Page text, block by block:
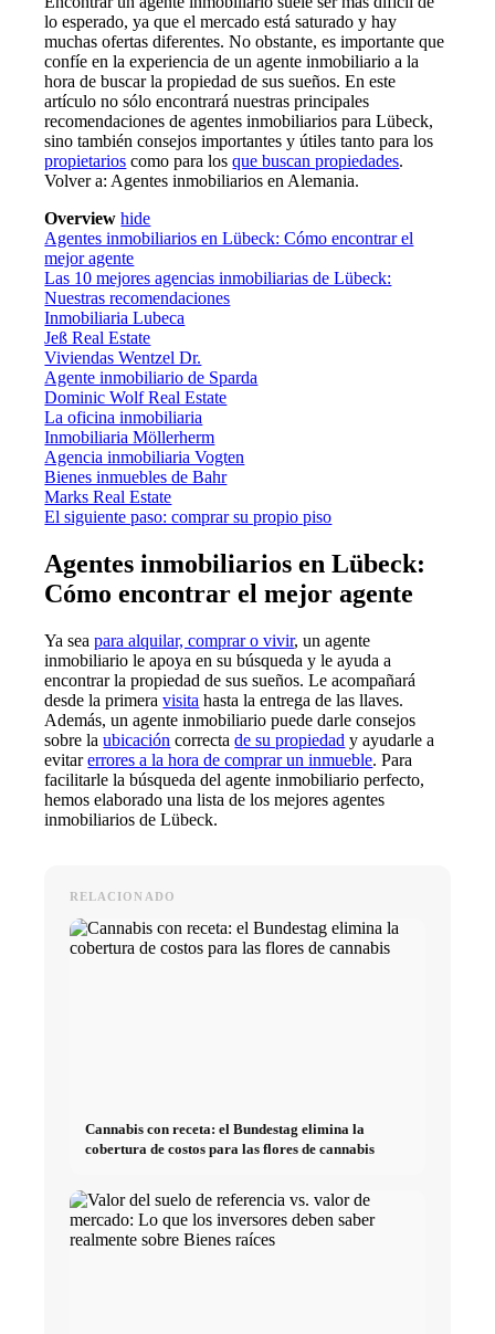
lo esperado, ya que el mercado está saturado y hay
muchas ofertas diferentes. No obstante, es importante que
confíe en la experiencia de un agente inmobiliario a la
hora de buscar la propiedad de sus sueños. En este
artículo no sólo encontrará nuestras principales
recomendaciones de agentes inmobiliarios para Lübeck,
sino también consejos importantes y útiles tanto para los
propietarios como para losque buscan propiedades.
Volver a: Agentes inmobiliarios en Alemania.
Overview hide
Agentes inmobiliarios en Lübeck: Cómo encontrar el
mejor agente
Las 10 mejores agencias inmobiliarias de Lübeck:
Nuestras recomendaciones
Inmobiliaria Lubeca
Jeß Real Estate
Viviendas Wentzel Dr.
Agente inmobiliario de Sparda
Dominic Wolf Real Estate
La oficina inmobiliaria
Inmobiliaria Möllerherm
Agencia inmobiliaria Vogten
Bienes inmuebles de Bahr
Marks Real Estate
El siguiente paso: comprar su propio piso
Agentes inmobiliarios en Lübeck:
Cómo encontrar el mejor agente
Ya seapara alquilar, comprar o vivir, un agente
inmobiliario le apoya en su búsqueda y le ayuda a
encontrar la propiedad de sus sueños. Le acompañará
desde la primeravisita hasta la entrega de las llaves.
Además, un agente inmobiliario puede darle consejos
sobre laubicación correctade su propiedad y ayudarle a
evitarerrores a la hora de comprar un inmueble. Para
facilitarle la búsqueda del agente inmobiliario perfecto,
hemos elaborado una lista de los mejores agentes
inmobiliarios de Lübeck.
RELACIONADO
Cannabis con receta: el Bundestag elimina la
cobertura de costos para las flores de cannabis